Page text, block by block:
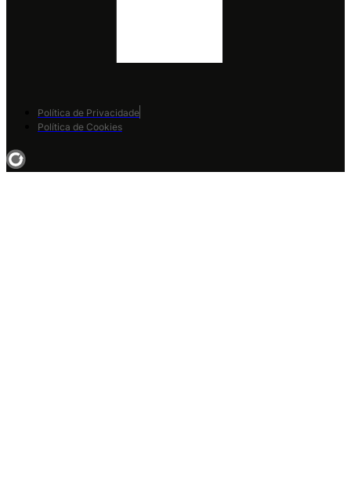
Política de Privacidade
Política de Cookies